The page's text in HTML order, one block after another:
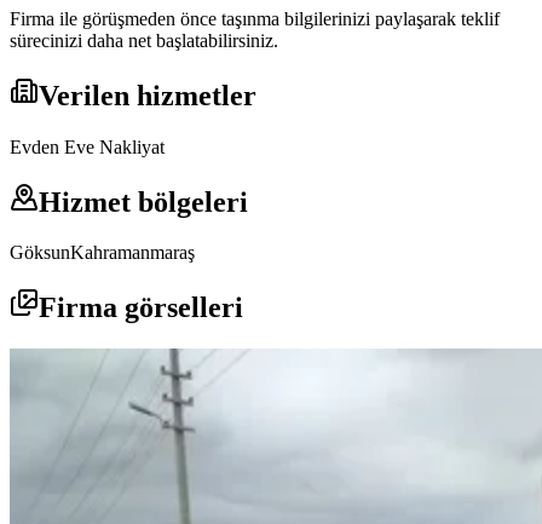
Firma ile görüşmeden önce taşınma bilgilerinizi paylaşarak teklif
sürecinizi daha net başlatabilirsiniz.
Verilen hizmetler
Evden Eve Nakliyat
Hizmet bölgeleri
GöksunKahramanmaraş
Firma görselleri